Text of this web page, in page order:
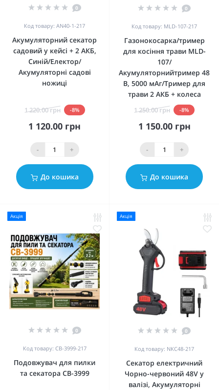
0
Код товару: AN40-1-217
Акумуляторний секатор
садовий у кейсі + 2 АКБ,
Синій/Електор/
Акумуляторні садові
ножиці
1 220.00 грн -8%
1 120.00 грн
- +
До кошика
0
Код товару: MLD-107-217
Газонокосарка/тример
для косіння трави MLD-
107/
Акумуляторнийтример 48
В, 5000 мАг/Тример для
трави 2 АКБ + колеса
1 250.00 грн -8%
1 150.00 грн
- +
До кошика
Акція
0
Код товару: CB-3999-217
Подовжувач для пилки
та секатора CB-3999
Акція
0
Код товару: NKC48-217
Секатор електричний
Чорно-червоний 48V у
валізі, Акумуляторні